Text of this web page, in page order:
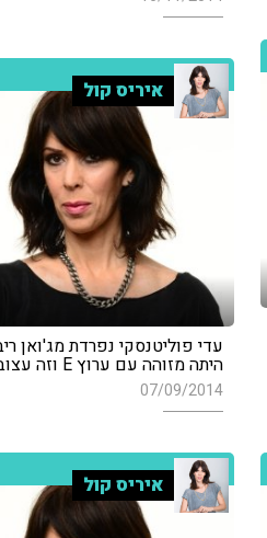
איריס קול
עדי פוליטנסקי נפרדת מג'ואן
היתה מזוהה עם ערוץ E וזה עצוב וכואב"
07/09/2014
איריס קול